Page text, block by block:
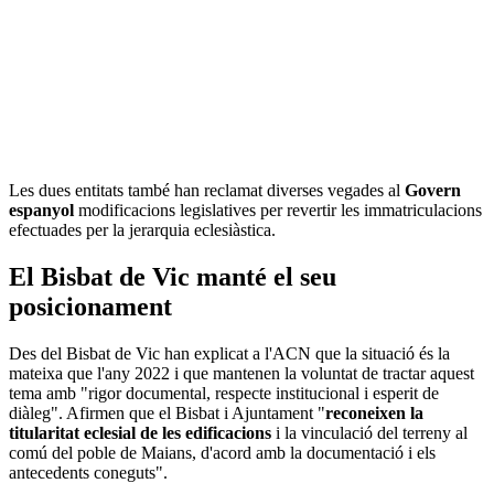
Les dues entitats també han reclamat diverses vegades al Govern
espanyol modificacions legislatives per revertir les immatriculacions
efectuades per la jerarquia eclesiàstica.
El Bisbat de Vic manté el seu
posicionament
Des del Bisbat de Vic han explicat a l'ACN que la situació és la
mateixa que l'any 2022 i que mantenen la voluntat de tractar aquest
tema amb "rigor documental, respecte institucional i esperit de
diàleg". Afirmen que el Bisbat i Ajuntament "reconeixen la
titularitat eclesial de les edificacions i la vinculació del terreny al
comú del poble de Maians, d'acord amb la documentació i els
antecedents coneguts".